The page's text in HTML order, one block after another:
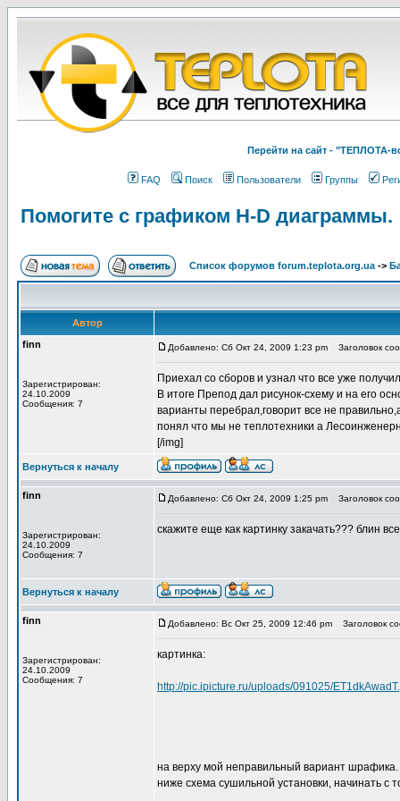
Перейти на cайт -
FAQ Поиск Пользователи Группы
Помогите с графиком H-D диаграммы.
Список форумов forum.teplota.org.ua ->
Автор
finn
Зарегистрирован:
24.10.2009
Сообщения: 7
Добавлено: Сб Окт 24, 2009 1:23 pm Заголовок
Приехал со сборов и узнал что все уже
В итоге Препод дал рисунок-схему и на его
варианты перебрал,говорит все не
понял что мы не теплотехники а
[/img]
Вернуться к началу
finn
Зарегистрирован:
24.10.2009
Сообщения: 7
Добавлено: Сб Окт 24, 2009 1:25 pm Заголовок
скажите еще как картинку закачать??? блин
Вернуться к началу
finn
Зарегистрирован:
24.10.2009
Сообщения: 7
Добавлено: Вс Окт 25, 2009 12:46 pm Заголовок
картинка:
http://pic.ipicture.ru/uploads/091025/
на верху мой неправильный вариант шрафика.
ниже схема сушильной установки, начинать с